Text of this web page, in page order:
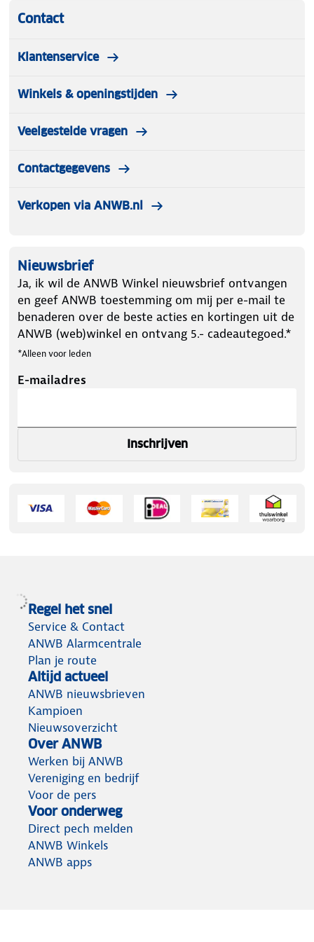
Contact
Klantenservice
Winkels & openingstijden
Veelgestelde vragen
Contactgegevens
Verkopen via ANWB.nl
Nieuwsbrief
Ja, ik wil de ANWB Winkel nieuwsbrief ontvangen
en geef ANWB toestemming om mij per e-mail te
benaderen over de beste acties en kortingen uit de
ANWB (web)winkel en ontvang 5.- cadeautegoed.*
*Alleen voor leden
E-mailadres
Inschrijven
Regel het snel
Service & Contact
ANWB Alarmcentrale
Plan je route
Altijd actueel
ANWB nieuwsbrieven
Kampioen
Nieuwsoverzicht
Over ANWB
Werken bij ANWB
Vereniging en bedrijf
Voor de pers
Voor onderweg
Direct pech melden
ANWB Winkels
ANWB apps